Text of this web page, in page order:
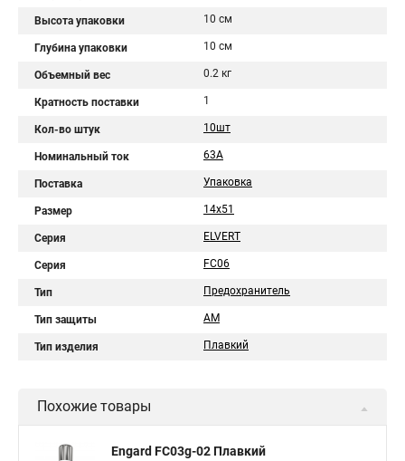
Высота упаковки 10 см
Глубина упаковки 10 см
Объемный вес 0.2 кг
Кратность поставки 1
Кол-во штук 10шт
Номинальный ток 63A
Поставка Упаковка
Размер 14x51
Серия ELVERT
Серия FС06
Тип Предохранитель
Тип защиты AM
Тип изделия Плавкий
Похожие товары
Engard FC03g-02 Плавкий